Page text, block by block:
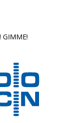
GIMME!